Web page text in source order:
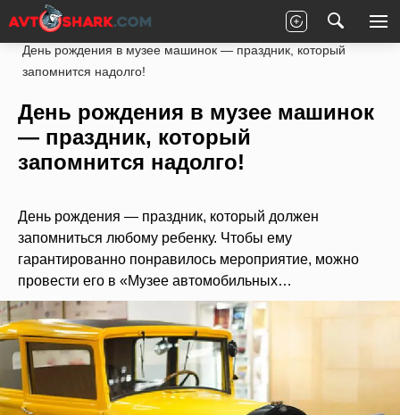
Главная Статьи
Новости партнеров
День рождения в музее машинок — праздник, который
запомнится надолго!
День рождения в музее машинок
— праздник, который
запомнится надолго!
День рождения — праздник, который должен
запомниться любому ребенку. Чтобы ему
гарантированно понравилось мероприятие, можно
провести его в «Музее автомобильных…